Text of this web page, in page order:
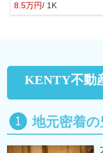
8.5万円/ 1K
KENTY不動
地元密着